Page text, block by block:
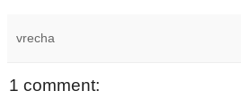
vrecha
1 comment: